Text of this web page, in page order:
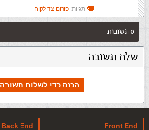
תגיות: פורום צד לקוח
0 תשובות
שלח תשובה
הכנס כדי לשלוח תשובה
Front End
Back End